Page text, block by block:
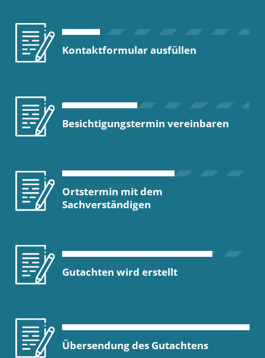
Kontaktformular ausfüllen
Besichtigungstermin vereinbaren
Ortstermin mit dem
Sachverständigen
Gutachten wird erstellt
Übersendung des Gutachtens